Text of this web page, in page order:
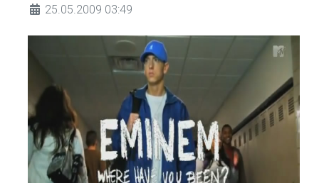
25.05.2009 03:49